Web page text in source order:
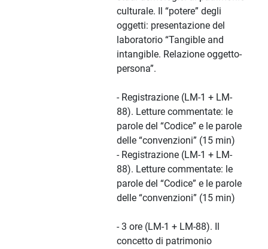
culturale. Il “potere” degli
oggetti: presentazione del
laboratorio “Tangible and
intangible. Relazione oggetto-
persona”.
- Registrazione (LM-1 + LM-
88). Letture commentate: le
parole del “Codice” e le parole
delle “convenzioni” (15 min)
- Registrazione (LM-1 + LM-
88). Letture commentate: le
parole del “Codice” e le parole
delle “convenzioni” (15 min)
- 3 ore (LM-1 + LM-88). Il
concetto di patrimonio